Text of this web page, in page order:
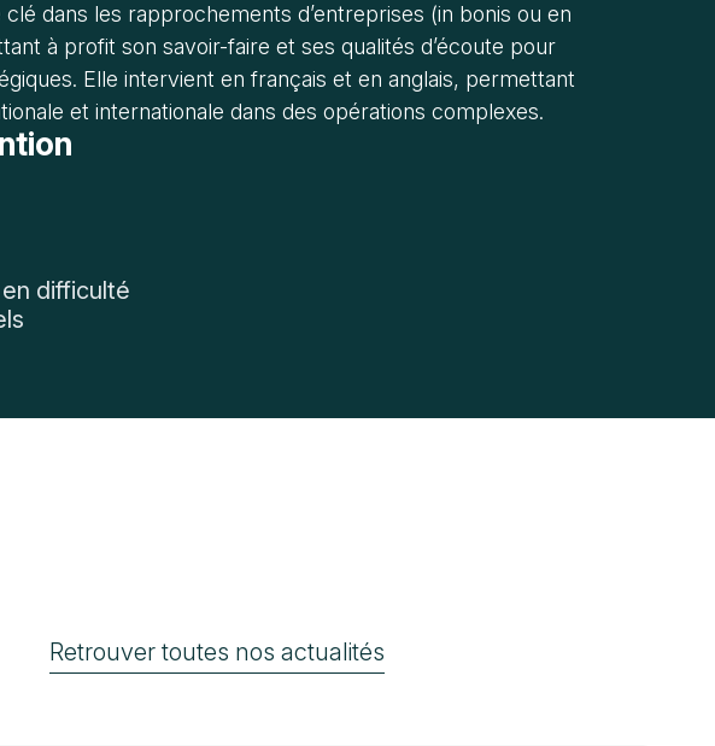
dans les rapprochements d’entreprises (in bonis ou en
à profit son savoir-faire et ses qualités d’écoute pour
Elle intervient en français et en anglais, permettant
et internationale dans des opérations complexes.
difficulté
Retrouver toutes nos actualités